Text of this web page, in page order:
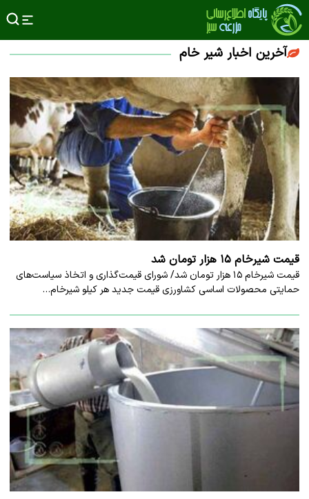
آخرین اخبار شیر خام
قیمت شیرخام ۱۵ هزار تومان شد
قیمت شیرخام ۱۵ هزار تومان شد/ شورای قیمت‌گذاری و اتخاذ سیاست‌های
حمایتی محصولات اساسی کشاورزی قیمت جدید هر کیلو شیرخام…